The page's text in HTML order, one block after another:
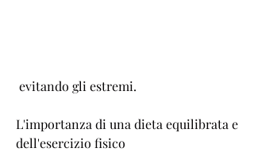
evitando gli estremi.
L'importanza di una dieta equilibrata e
dell'esercizio fisico